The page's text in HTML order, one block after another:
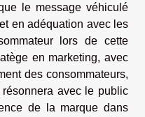
le message véhiculé
en adéquation avec les
lors de cette
en marketing, avec
des consommateurs,
avec le public
de la marque dans